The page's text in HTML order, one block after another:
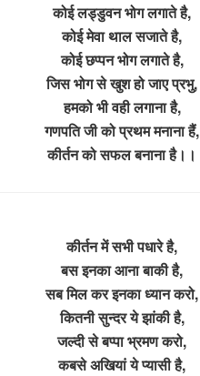
कोई लड्डुवन भोग लगाते है,
कोई मेवा थाल सजाते है,
कोई छप्पन भोग लगाते है,
जिस भोग से खुश हो जाए प्रभु,
हमको भी वही लगाना है,
गणपति जी को प्रथम मनाना हैं,
कीर्तन को सफल बनाना है।।
कीर्तन में सभी पधारे है,
बस इनका आना बाकी है,
सब मिल कर इनका ध्यान करो,
कितनी सुन्दर ये झांकी है,
जल्दी से बप्पा भ्रमण करो,
कबसे अखियां ये प्यासी है,